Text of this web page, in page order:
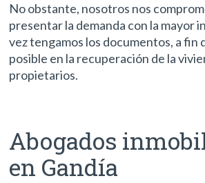
No obstante, nosotros nos
presentar la demanda con la mayor
vez tengamos los documentos, a fin
posible en la recuperación de la
propietarios.
Abogados
en Gandía